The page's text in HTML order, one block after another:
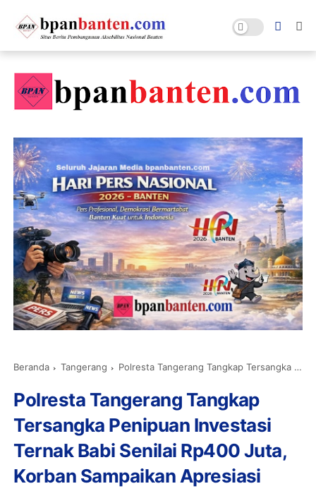
Beranda Tangerang Polresta Tangerang Tangkap Tersangka Penipuan Investasi Ternak Babi Senilai Rp400 Juta, Korban Sampaikan Apresiasi
Polresta Tangerang Tangkap
Tersangka Penipuan Investasi
Ternak Babi Senilai Rp400 Juta,
Korban Sampaikan Apresiasi